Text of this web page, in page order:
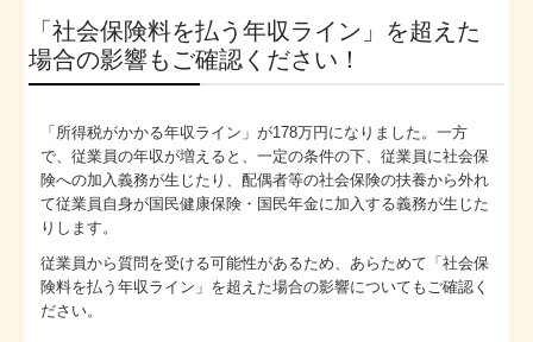
「社会保険料を払う年収ライン」を超えた
場合の影響もご確認ください！
「所得税がかかる年収ライン」が178万円になりました。一方
で、従業員の年収が増えると、一定の条件の下、従業員に社会保
険への加入義務が生じたり、配偶者等の社会保険の扶養から外れ
て従業員自身が国民健康保険・国民年金に加入する義務が生じた
りします。
従業員から質問を受ける可能性があるため、あらためて「社会保
険料を払う年収ライン」を超えた場合の影響についてもご確認く
ださい。